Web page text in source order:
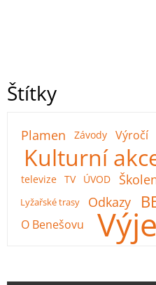
Štítky
Plamen Závody Výročí
Kulturní
televize TV ÚVOD
Lyžařské trasy Odkazy
O Benešovu